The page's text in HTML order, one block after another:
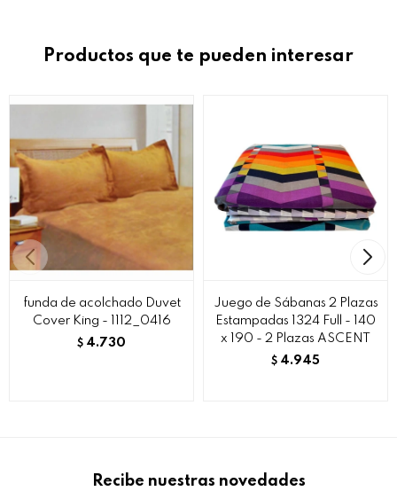
Productos que te pueden interesar
funda de acolchado Duvet
Cover King - 1112_0416
$ 4.730
Juego de Sábanas 2 Plazas
Estampadas 1324 Full - 140
x 190 - 2 Plazas ASCENT
$ 4.945
Recibe nuestras novedades